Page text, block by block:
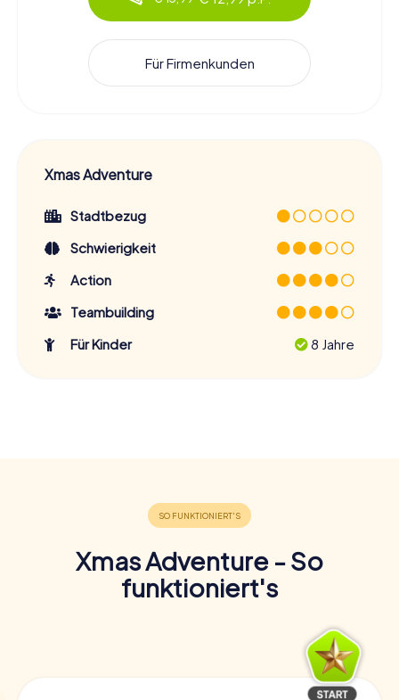
Für Firmenkunden
Xmas Adventure
Stadtbezug
Schwierigkeit
Action
Teambuilding
Für Kinder
8 Jahre
Xmas Adventure - So
funktioniert's